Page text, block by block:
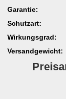
Garantie:
Schutzart:
Wirkungsgrad:
Versandgewicht: